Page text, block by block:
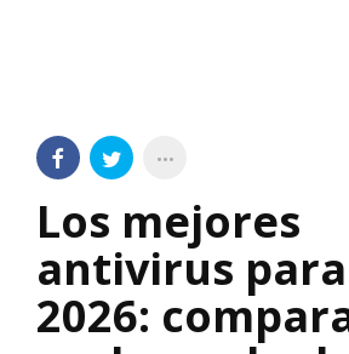
Los mejores
antivirus para
2026: